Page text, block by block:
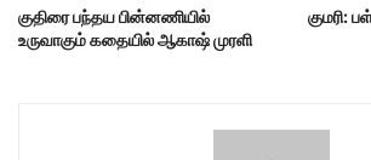
குதிரை பந்தய பின்னணியில்
உருவாகும் கதையில் ஆகாஷ் முரளி
குமரி: